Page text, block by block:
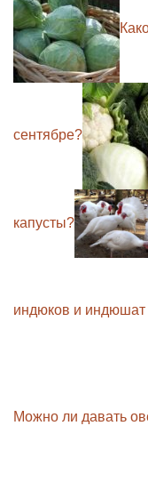
сентябре?
капусты?
индюков и
Можно ли давать